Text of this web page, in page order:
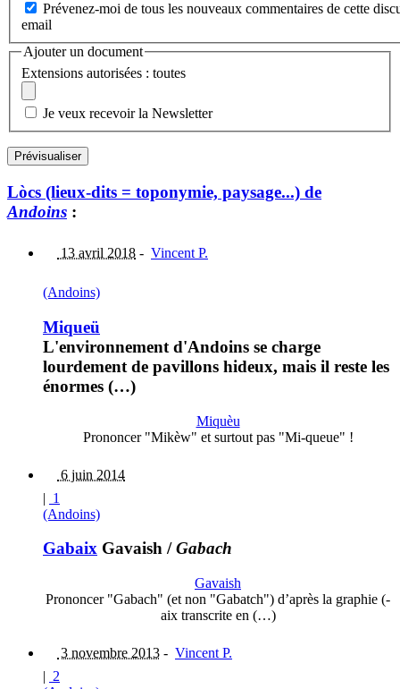
Prévenez-moi de tous les nouveaux commentaires de cette
email
Ajouter un document
Extensions autorisées : toutes
Je veux recevoir la Newsletter
Lòcs (lieux-dits = toponymie, paysage...) de
Andoins :
13 avril 2018 - Vincent P.
(Andoins)
Miqueü
L'environnement d'Andoins se charge
lourdement de pavillons hideux, mais il reste les
énormes (…)
Miquèu
Prononcer "Mikèw" et surtout pas "Mi-queue" !
6 juin 2014
| 1
(Andoins)
Gabaix Gavaish /Gabach
Gavaish
Prononcer "Gabach" (et non "Gabatch") d’après la graphie (-
aix transcrite en (…)
3 novembre 2013 - Vincent P.
| 2